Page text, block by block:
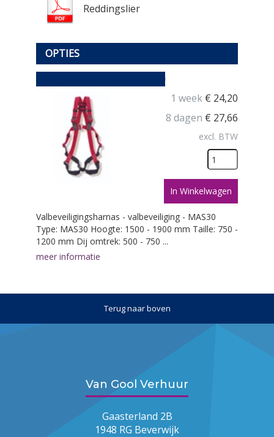
Reddingslier
OPTIES
1 week € 24,20
8 dagen € 27,66
excl. BTW
In Winkelwagen
Valbeveiligingsharnas - valbeveiliging - MAS30
Type: MAS30 Hoogte: 1500 - 1900 mm Taille: 750 -
1200 mm Dij omtrek: 500 - 750 ...
meer informatie
Terug naar boven
Van Gool Verhuur
Gaasterland 2B
1948 RG Beverwijk